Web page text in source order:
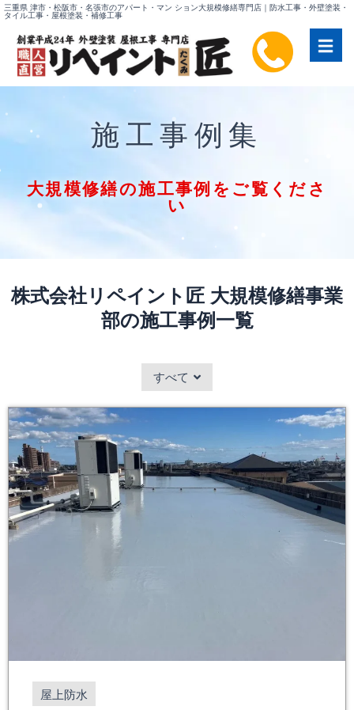
内
キ
三重県 津市・松阪市・名張市のアパート・マン ション大規模修繕専門店｜防水工事・外壁塗装・
タイル工事・屋根塗装・補修工事
施工事例集
大規模修繕の施工事例をご覧くださ
い
株式会社リペイント匠 大規模修繕事業
部の施工事例一覧
すべて
屋上防水